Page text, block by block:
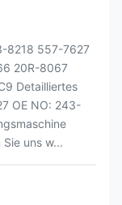
8218 557-7627
20R-8067
Detailliertes
OE NO: 243-
uns w...